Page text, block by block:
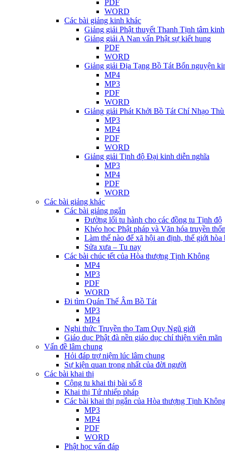
PDF
WORD
Các bài giảng kinh khác
Giảng giải Phật thuyết Thanh Tịnh tâm kinh
Giảng giải A Nan vấn Phật sự kiết hung
PDF
WORD
Giảng giải Địa Tạng Bồ Tát Bổn nguyện
MP4
MP3
PDF
WORD
Giảng giải Phát Khởi Bồ Tát Chí Nhạo
MP3
MP4
PDF
WORD
Giảng giải Tịnh độ Đại kinh diễn nghĩa
MP3
MP4
PDF
WORD
Các bài giảng khác
Các bài giảng ngắn
Đường lối tu hành cho các đồng tu Tịnh độ
Khéo học Phật pháp và Văn hóa truyền
Làm thế nào để xã hội an định, thế giới hòa
Sửa xưa – Tu nay
Các bài chúc tết của Hòa thượng Tịnh Không
MP4
MP3
PDF
WORD
Đi tìm Quán Thế Âm Bồ Tát
MP3
MP4
Nghi thức Truyền thọ Tam Quy Ngũ giới
Giáo dục Phật đà nền giáo dục chí thiện viên mãn
Vấn đề lâm chung
Hỏi đáp trợ niệm lúc lâm chung
Sự kiện quan trọng nhất của đời người
Các bài khai thị
Cộng tu khai thị bài số 8
Khai thị Tứ nhiếp pháp
Các bài khai thị ngắn của Hòa thượng Tịnh
MP3
MP4
PDF
WORD
Phật học vấn đáp